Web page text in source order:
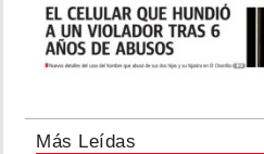
Más Leídas